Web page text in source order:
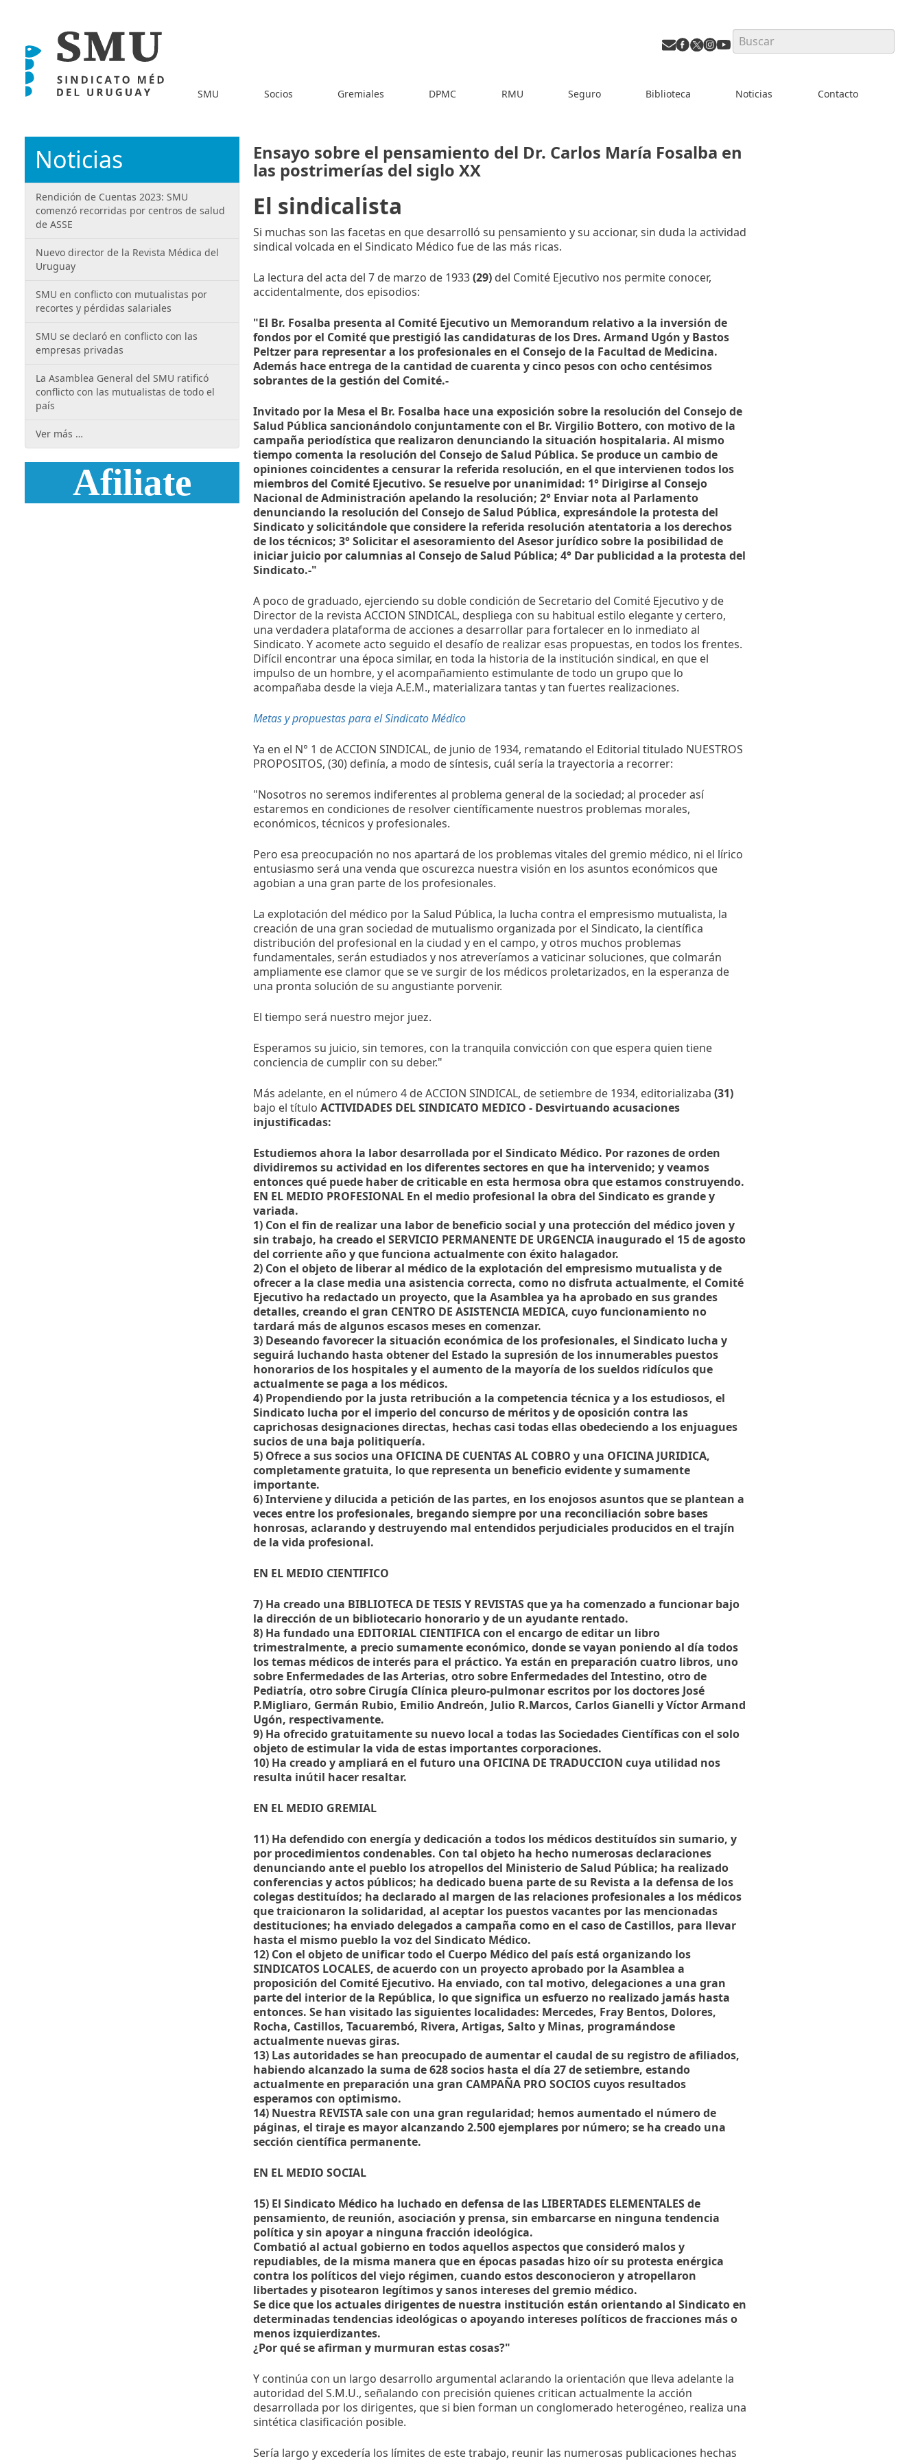
Search
SMU Socios Gremiales DPMC RMU Seguro Biblioteca Noticias Contacto
Ensayo sobre el pensamiento del Dr. Carlos María Fosalba en
las postrimerías del siglo XX
El sindicalista
Si muchas son las facetas en que desarrolló su pensamiento y su accionar, sin duda la actividad
sindical volcada en el Sindicato Médico fue de las más ricas.
La lectura del acta del 7 de marzo de 1933(29) del Comité Ejecutivo nos permite conocer,
accidentalmente, dos episodios:
"El Br. Fosalba presenta al Comité Ejecutivo un Memorandum relativo a la inversión de
fondos por el Comité que prestigió las candidaturas de los Dres. Armand Ugón y Bastos
Peltzer para representar a los profesionales en el Consejo de la Facultad de Medicina.
Además hace entrega de la cantidad de cuarenta y cinco pesos con ocho centésimos
sobrantes de la gestión del Comité.-
Invitado por la Mesa el Br. Fosalba hace una exposición sobre la resolución del Consejo de
Salud Pública sancionándolo conjuntamente con el Br. Virgilio Bottero, con motivo de la
campaña periodística que realizaron denunciando la situación hospitalaria. Al mismo
tiempo comenta la resolución del Consejo de Salud Pública. Se produce un cambio de
opiniones coincidentes a censurar la referida resolución, en el que intervienen todos los
miembros del Comité Ejecutivo. Se resuelve por unanimidad: 1° Dirigirse al Consejo
Nacional de Administración apelando la resolución; 2° Enviar nota al Parlamento
denunciando la resolución del Consejo de Salud Pública, expresándole la protesta del
Sindicato y solicitándole que considere la referida resolución atentatoria a los derechos
de los técnicos; 3° Solicitar el asesoramiento del Asesor jurídico sobre la posibilidad de
iniciar juicio por calumnias al Consejo de Salud Pública; 4° Dar publicidad a la protesta del
Sindicato.-"
A poco de graduado, ejerciendo su doble condición de Secretario del Comité Ejecutivo y de
Director de la revista ACCION SINDICAL, despliega con su habitual estilo elegante y certero,
una verdadera plataforma de acciones a desarrollar para fortalecer en lo inmediato al
Sindicato. Y acomete acto seguido el desafío de realizar esas propuestas, en todos los frentes.
Difícil encontrar una época similar, en toda la historia de la institución sindical, en que el
impulso de un hombre, y el acompañamiento estimulante de todo un grupo que lo
acompañaba desde la vieja A.E.M., materializara tantas y tan fuertes realizaciones.
Metas y propuestas para el Sindicato Médico
Ya en el N° 1 de ACCION SINDICAL, de junio de 1934, rematando el Editorial titulado NUESTROS
PROPOSITOS, (30) definía, a modo de síntesis, cuál sería la trayectoria a recorrer:
"Nosotros no seremos indiferentes al problema general de la sociedad; al proceder así
estaremos en condiciones de resolver científicamente nuestros problemas morales,
económicos, técnicos y profesionales.
Pero esa preocupación no nos apartará de los problemas vitales del gremio médico, ni el lírico
entusiasmo será una venda que oscurezca nuestra visión en los asuntos económicos que
agobian a una gran parte de los profesionales.
La explotación del médico por la Salud Pública, la lucha contra el empresismo mutualista, la
creación de una gran sociedad de mutualismo organizada por el Sindicato, la científica
distribución del profesional en la ciudad y en el campo, y otros muchos problemas
fundamentales, serán estudiados y nos atreveríamos a vaticinar soluciones, que colmarán
ampliamente ese clamor que se ve surgir de los médicos proletarizados, en la esperanza de
una pronta solución de su angustiante porvenir.
El tiempo será nuestro mejor juez.
Esperamos su juicio, sin temores, con la tranquila convicción con que espera quien tiene
conciencia de cumplir con su deber."
Más adelante, en el número 4 de ACCION SINDICAL, de setiembre de 1934, editorializaba (31)
bajo el título ACTIVIDADES DEL SINDICATO MEDICO - Desvirtuando acusaciones
injustificadas:
Estudiemos ahora la labor desarrollada por el Sindicato Médico. Por razones de orden
dividiremos su actividad en los diferentes sectores en que ha intervenido; y veamos
entonces qué puede haber de criticable en esta hermosa obra que estamos construyendo.
EN EL MEDIO PROFESIONAL En el medio profesional la obra del Sindicato es grande y
variada.
1) Con el fin de realizar una labor de beneficio social y una protección del médico joven y
sin trabajo, ha creado el SERVICIO PERMANENTE DE URGENCIA inaugurado el 15 de agosto
del corriente año y que funciona actualmente con éxito halagador.
2) Con el objeto de liberar al médico de la explotación del empresismo mutualista y de
ofrecer a la clase media una asistencia correcta, como no disfruta actualmente, el Comité
Ejecutivo ha redactado un proyecto, que la Asamblea ya ha aprobado en sus grandes
detalles, creando el gran CENTRO DE ASISTENCIA MEDICA, cuyo funcionamiento no
tardará más de algunos escasos meses en comenzar.
3) Deseando favorecer la situación económica de los profesionales, el Sindicato lucha y
seguirá luchando hasta obtener del Estado la supresión de los innumerables puestos
honorarios de los hospitales y el aumento de la mayoría de los sueldos ridículos que
actualmente se paga a los médicos.
4) Propendiendo por la justa retribución a la competencia técnica y a los estudiosos, el
Sindicato lucha por el imperio del concurso de méritos y de oposición contra las
caprichosas designaciones directas, hechas casi todas ellas obedeciendo a los enjuagues
sucios de una baja politiquería.
5) Ofrece a sus socios una OFICINA DE CUENTAS AL COBRO y una OFICINA JURIDICA,
completamente gratuita, lo que representa un beneficio evidente y sumamente
importante.
6) Interviene y dilucida a petición de las partes, en los enojosos asuntos que se plantean a
veces entre los profesionales, bregando siempre por una reconciliación sobre bases
honrosas, aclarando y destruyendo mal entendidos perjudiciales producidos en el trajín
de la vida profesional.
EN EL MEDIO CIENTIFICO
7) Ha creado una BIBLIOTECA DE TESIS Y REVISTAS que ya ha comenzado a funcionar bajo
la dirección de un bibliotecario honorario y de un ayudante rentado.
8) Ha fundado una EDITORIAL CIENTIFICA con el encargo de editar un libro
trimestralmente, a precio sumamente económico, donde se vayan poniendo al día todos
los temas médicos de interés para el práctico. Ya están en preparación cuatro libros, uno
sobre Enfermedades de las Arterias, otro sobre Enfermedades del Intestino, otro de
Pediatría, otro sobre Cirugía Clínica pleuro-pulmonar escritos por los doctores José
P.Migliaro, Germán Rubio, Emilio Andreón, Julio R.Marcos, Carlos Gianelli y Víctor Armand
Ugón, respectivamente.
9) Ha ofrecido gratuitamente su nuevo local a todas las Sociedades Científicas con el solo
objeto de estimular la vida de estas importantes corporaciones.
10) Ha creado y ampliará en el futuro una OFICINA DE TRADUCCION cuya utilidad nos
resulta inútil hacer resaltar.
EN EL MEDIO GREMIAL
11) Ha defendido con energía y dedicación a todos los médicos destituídos sin sumario, y
por procedimientos condenables. Con tal objeto ha hecho numerosas declaraciones
denunciando ante el pueblo los atropellos del Ministerio de Salud Pública; ha realizado
conferencias y actos públicos; ha dedicado buena parte de su Revista a la defensa de los
colegas destituídos; ha declarado al margen de las relaciones profesionales a los médicos
que traicionaron la solidaridad, al aceptar los puestos vacantes por las mencionadas
destituciones; ha enviado delegados a campaña como en el caso de Castillos, para llevar
hasta el mismo pueblo la voz del Sindicato Médico.
12) Con el objeto de unificar todo el Cuerpo Médico del país está organizando los
SINDICATOS LOCALES, de acuerdo con un proyecto aprobado por la Asamblea a
proposición del Comité Ejecutivo. Ha enviado, con tal motivo, delegaciones a una gran
parte del interior de la República, lo que significa un esfuerzo no realizado jamás hasta
entonces. Se han visitado las siguientes localidades: Mercedes, Fray Bentos, Dolores,
Rocha, Castillos, Tacuarembó, Rivera, Artigas, Salto y Minas, programándose
actualmente nuevas giras.
13) Las autoridades se han preocupado de aumentar el caudal de su registro de afiliados,
habiendo alcanzado la suma de 628 socios hasta el día 27 de setiembre, estando
actualmente en preparación una gran CAMPAÑA PRO SOCIOS cuyos resultados
esperamos con optimismo.
14) Nuestra REVISTA sale con una gran regularidad; hemos aumentado el número de
páginas, el tiraje es mayor alcanzando 2.500 ejemplares por número; se ha creado una
sección científica permanente.
EN EL MEDIO SOCIAL
15) El Sindicato Médico ha luchado en defensa de las LIBERTADES ELEMENTALES de
pensamiento, de reunión, asociación y prensa, sin embarcarse en ninguna tendencia
política y sin apoyar a ninguna fracción ideológica.
Combatió al actual gobierno en todos aquellos aspectos que consideró malos y
repudiables, de la misma manera que en épocas pasadas hizo oír su protesta enérgica
contra los políticos del viejo régimen, cuando estos desconocieron y atropellaron
libertades y pisotearon legítimos y sanos intereses del gremio médico.
Se dice que los actuales dirigentes de nuestra institución están orientando al Sindicato en
determinadas tendencias ideológicas o apoyando intereses políticos de fracciones más o
menos izquierdizantes.
¿Por qué se afirman y murmuran estas cosas?"
Y continúa con un largo desarrollo argumental aclarando la orientación que lleva adelante la
autoridad del S.M.U., señalando con precisión quienes critican actualmente la acción
desarrollada por los dirigentes, que si bien forman un conglomerado heterogéneo, realiza una
sintética clasificación posible.
Sería largo y excedería los límites de este trabajo, reunir las numerosas publicaciones hechas
Noticias
Rendición de Cuentas 2023: SMU
comenzó recorridas por centros de salud
de ASSE
Nuevo director de la Revista Médica del
Uruguay
SMU en conflicto con mutualistas por
recortes y pérdidas salariales
SMU se declaró en conflicto con las
empresas privadas
La Asamblea General del SMU ratificó
conflicto con las mutualistas de todo el
país
Ver más …